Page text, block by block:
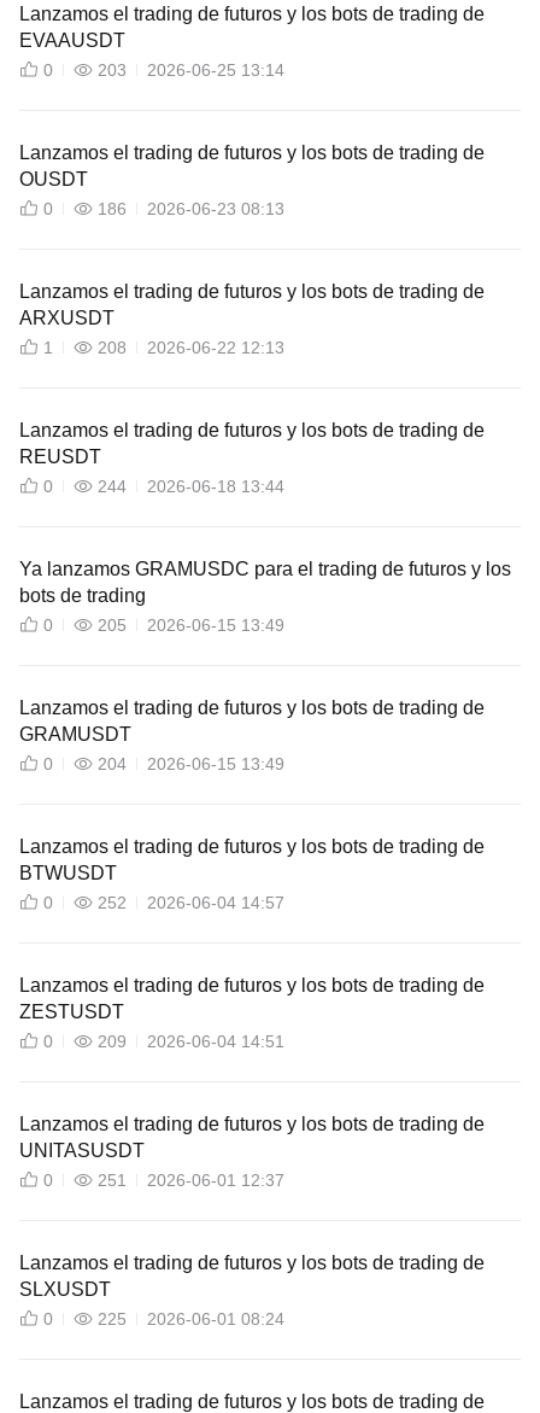
Lanzamos el trading de futuros y los bots de trading de
EVAAUSDT
0 203 2026-06-25 13:14
Lanzamos el trading de futuros y los bots de trading de
OUSDT
0 186 2026-06-23 08:13
Lanzamos el trading de futuros y los bots de trading de
ARXUSDT
1 208 2026-06-22 12:13
Lanzamos el trading de futuros y los bots de trading de
REUSDT
0 244 2026-06-18 13:44
Ya lanzamos GRAMUSDC para el trading de futuros y los
bots de trading
0 205 2026-06-15 13:49
Lanzamos el trading de futuros y los bots de trading de
GRAMUSDT
0 204 2026-06-15 13:49
Lanzamos el trading de futuros y los bots de trading de
BTWUSDT
0 252 2026-06-04 14:57
Lanzamos el trading de futuros y los bots de trading de
ZESTUSDT
0 209 2026-06-04 14:51
Lanzamos el trading de futuros y los bots de trading de
UNITASUSDT
0 251 2026-06-01 12:37
Lanzamos el trading de futuros y los bots de trading de
SLXUSDT
0 225 2026-06-01 08:24
Lanzamos el trading de futuros y los bots de trading de